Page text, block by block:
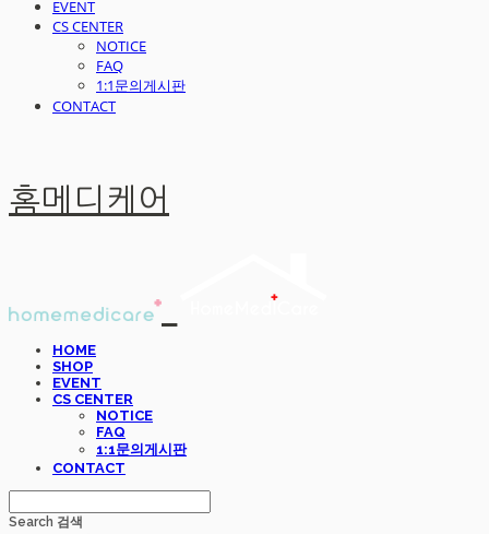
EVENT
CS CENTER
NOTICE
FAQ
1:1문의게시판
CONTACT
홈메디케어
HOME
SHOP
EVENT
CS CENTER
NOTICE
FAQ
1:1문의게시판
CONTACT
Search 검색